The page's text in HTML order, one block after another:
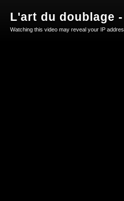
L'art du doublage
Watching this video may reveal your IP